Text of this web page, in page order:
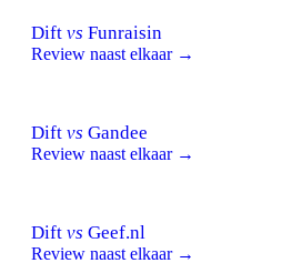
Dift vs Funraisin
Review naast elkaar →
Dift vs Gandee
Review naast elkaar →
Dift vs Geef.nl
Review naast elkaar →